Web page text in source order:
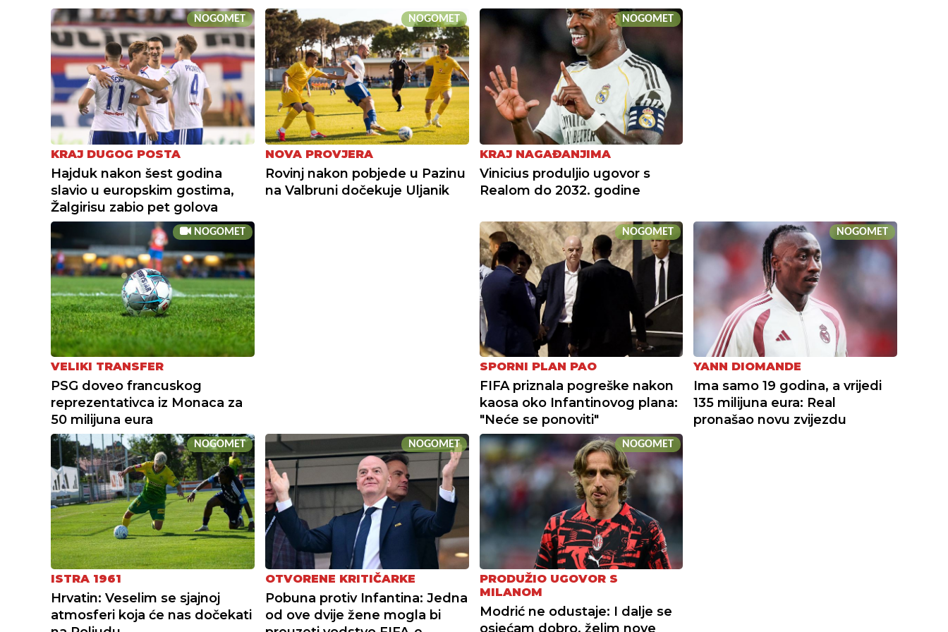
NOGOMET
KRAJ DUGOG POSTA
Hajduk nakon šest godina
slavio u europskim gostima,
Žalgirisu zabio pet golova
NOGOMET
NOVA PROVJERA
Rovinj nakon pobjede u Pazinu
na Valbruni dočekuje Uljanik
NOGOMET
KRAJ NAGAĐANJIMA
Vinicius produljio ugovor s
Realom do 2032. godine
NOGOMET
VELIKI TRANSFER
PSG doveo francuskog
reprezentativca iz Monaca za
50 milijuna eura
NOGOMET
SPORNI PLAN PAO
FIFA priznala pogreške nakon
kaosa oko Infantinovog plana:
"Neće se ponoviti"
NOGOMET
YANN DIOMANDE
Ima samo 19 godina, a vrijedi
135 milijuna eura: Real
pronašao novu zvijezdu
NOGOMET
ISTRA 1961
Hrvatin: Veselim se sjajnoj
atmosferi koja će nas dočekati
NOGOMET
OTVORENE KRITIČARKE
Pobuna protiv Infantina: Jedna
od ove dvije žene mogla bi
NOGOMET
PRODUŽIO UGOVOR S
MILANOM
Modrić ne odustaje: I dalje se
osjećam dobro, želim nove